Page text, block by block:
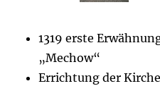
1319 erste
„Mechow“
Errichtung der